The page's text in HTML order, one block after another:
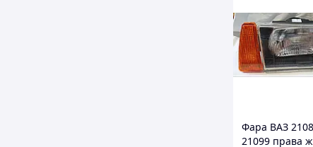
Фара ВАЗ
21099 права